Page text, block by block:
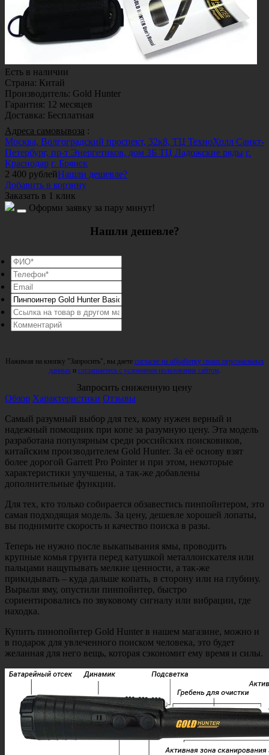
Есть в наличии
Страна: Китай
Производитель: Gold Hunter
Гарантия: 12 месяцев
Доставка: Бесплатная
Адреса самовывоза :
Москва, Волгоградский проспект, 32к8, ТЦ ТехноХолл Санкт-
Петербург, пр-т Энергетиков, дом 3Б ТЦ Ладожские ряды г.
Краснодар г. Брянск
2 400 рублейНашли дешевле?
Добавить в корзину
Заказать в 1 клик
Оформи заявку за пару минут!
Нашли дешевле?
Нажимая на кнопку "Запросить", вы даете согласие на обработку своих персональных
данныхи соглашаетесь с условиями пользования сайтом.
Запросить сниженную цену
Обзор Характеристики Отзывы
Самый разумный выбор для тех, кому нужен верный и
надежный помощник при копе за разумную цену. Эта модель
разработана популярным среди российских поисковиков,
китайским производителем Gold Hunter. За её основу взят
более дорогой Garrett Pro Pointer и при этом, некоторые
характеристики улучшены, а так-же добавлены
дополнительные функции.
Для тех, кто только собирается обзавестись пинпойнтером, это
самая подходящая модель. За цену, дешевле хорошей лопаты,
вы поднимите скорость и качество поиска в разы.
Теперь не нужно после выкапывания ямы, проводить
крупные комья грунта перед катушкой металлоискателя или
пальцами нащупывать мелкие ценности, а так-же
прикидывать – куда дальше копать, в сторону или на глубину.
Вырыли яму, опустили пинпойнтер, быстро
сориентировались по звуковому сигналу или вибрации, где
находка.
Купить пинопойнтер Gold Hunter в нашем магазине, можно и
в подарок для увлеченного поиском человека, это будет
желанная для него вещь, которая сэкономит ему время и силы.